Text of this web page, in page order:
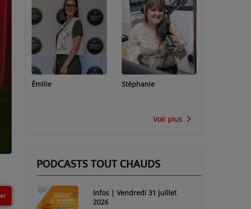
Stéphanie Jean-Michel
Voir plus
PODCASTS TOUT CHAUDS
Infos | Vendredi 31 juillet
2026